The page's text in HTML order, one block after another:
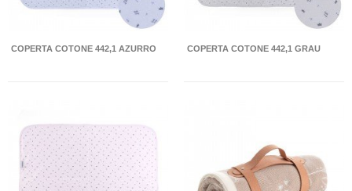
COPERTA COTONE 442,1 AZURRO COPERTA COTONE 442,1 GRAU